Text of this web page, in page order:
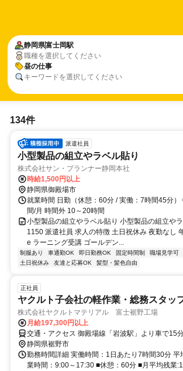
静岡県富士岡駅
職種を選択してください
昼の仕事
キーワードを選択してください
134件
派遣社員
小型製品の組立やラベル貼り
株式会社サン・プランナー静岡本社
時給1,500円以上
静岡県御殿場市
就業時間 日勤（休憩：60分 / 実働：7時間45分
間/月 時間外 10～20時間
小型製品の組立やラベル貼り 小型製品の組立や
1150 派遣社員 求人の特徴 土日祝休み 夜勤なし
e ラーニング受講 ゴールデン...
制服あり 車通勤OK 即日勤務OK 固定時間制 職場見学可
土日祝休み
友達と応募OK 髪型・髪色自由
正社員
ヤクルト子会社の軽作業・総務スタッ
株式会社ヤクルトマテリアル 富士裾野工場
月給197,300円以上
交通・アクセス 御殿場線「岩波駅」より車で15
静岡県裾野市
勤務時間詳細 実働時間：1日あたり7時間30分
業時間：9:00～17:30 ■休憩：60分 ■月平均残業